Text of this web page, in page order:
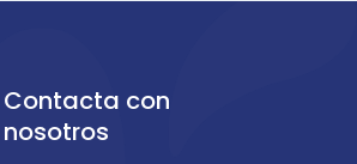
Contacta con
nosotros